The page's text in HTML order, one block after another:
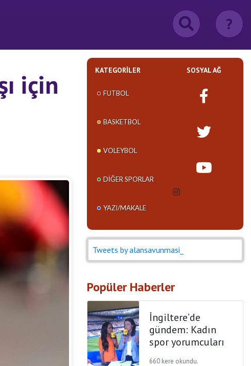
?
için
KATEGORILER
FUTBOL
BASKETBOL
VOLEYBOL
DIĞER SPORLAR
YAZI/MAKALE
SOSYAL AĞ
Tweets by alansavunmasi_
Popüler Haberler
İngiltere’de
gündem: Kadın
spor yorumcuları
660 kere okundu.